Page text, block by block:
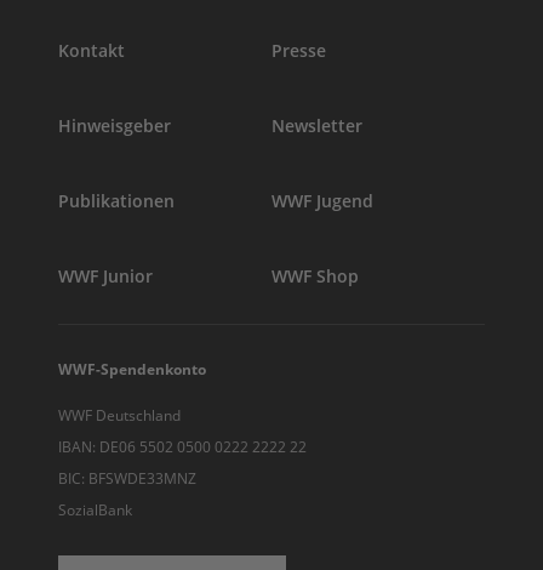
Kontakt Presse
Hinweisgeber Newsletter
Publikationen WWF Jugend
WWF Junior WWF Shop
WWF-Spendenkonto
WWF Deutschland
IBAN: DE06 5502 0500 0222 2222 22
BIC: BFSWDE33MNZ
SozialBank